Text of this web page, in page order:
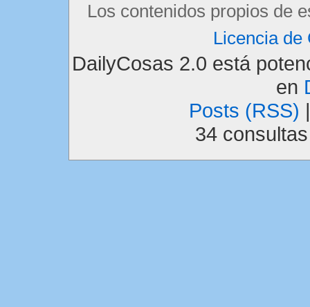
Los contenidos propios de
Licencia de
DailyCosas 2.0 está
en
Posts (RSS)
34